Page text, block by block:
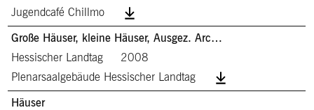
Jugendcafé Chillmo
Große Häuser, kleine Häuser, Ausgez. Arc…
Hessischer Landtag
2008
Plenarsaalgebäude Hessischer Landtag
Häuser